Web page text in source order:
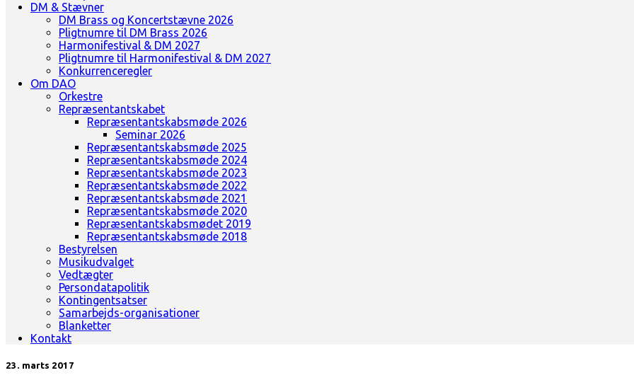
DM & Stævner
DM Brass og Koncertstævne 2026
Pligtnumre til DM Brass 2026
Harmonifestival & DM 2027
Pligtnumre til Harmonifestival & DM 2027
Konkurrenceregler
Om DAO
Orkestre
Repræsentantskabet
Repræsentantskabsmøde 2026
Seminar 2026
Repræsentantskabsmøde 2025
Repræsentantskabsmøde 2024
Repræsentantskabsmøde 2023
Repræsentantskabsmøde 2022
Repræsentantskabsmøde 2021
Repræsentantskabsmøde 2020
Repræsentantskabsmødet 2019
Repræsentantskabsmøde 2018
Bestyrelsen
Musikudvalget
Vedtægter
Persondatapolitik
Kontingentsatser
Samarbejds-organisationer
Blanketter
Kontakt
23. marts 2017